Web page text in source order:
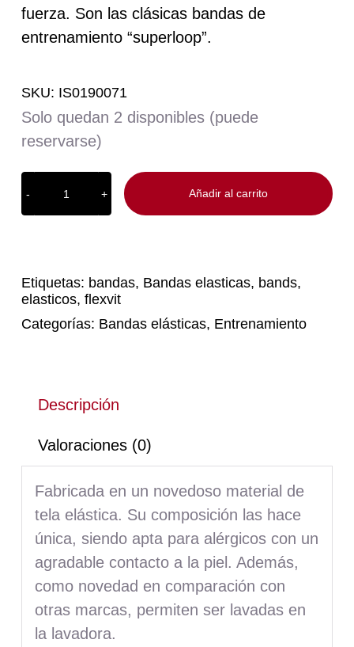
fuerza. Son las clásicas bandas de
entrenamiento “superloop”.
SKU: IS0190071
Solo quedan 2 disponibles (puede
reservarse)
FLEXVIT
REVOLVE
"Pentathlon"
cantidad
Añadir al carrito
Etiquetas: bandas, Bandas elasticas, bands,
elasticos,flexvit
Categorías: Bandas elásticas, Entrenamiento
Descripción
Valoraciones (0)
Fabricada en un novedoso material de
tela elástica. Su composición las hace
única, siendo apta para alérgicos con un
agradable contacto a la piel. Además,
como novedad en comparación con
otras marcas, permiten ser lavadas en
la lavadora.